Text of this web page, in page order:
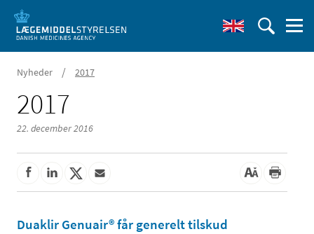
Nyheder / 2017
2017
22. december 2016
Duaklir Genuair® får generelt tilskud